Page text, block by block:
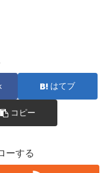
はてブ
コピー
ーする